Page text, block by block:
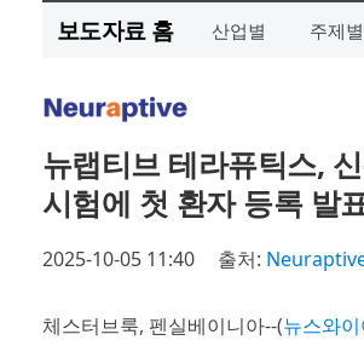
보도자료 홈 산업별 주제별
뉴랩티브 테라퓨틱스,
시험에 첫 환자 등록 발
2025-10-05 11:40 출처:
체스터브룩, 펜실베이니아--(뉴스와이